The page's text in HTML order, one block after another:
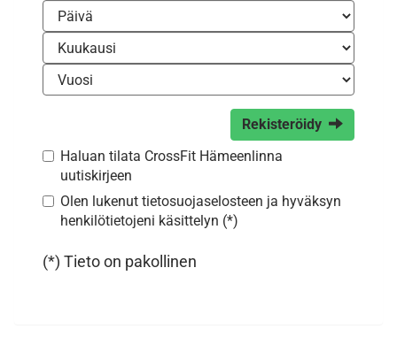
Rekisteröidy
Haluan tilata CrossFit Hämeenlinna
uutiskirjeen
Olen lukenut tietosuojaselosteen ja hyväksyn
henkilötietojeni käsittelyn (*)
(*) Tieto on pakollinen